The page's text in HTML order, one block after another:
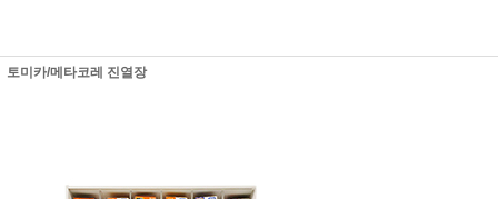
토미카/메타코레 진열장